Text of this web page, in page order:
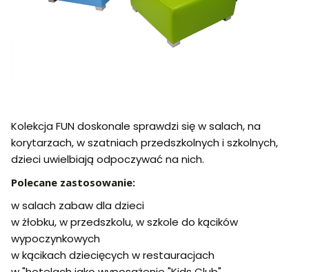
Kolekcja FUN doskonale sprawdzi się w salach, na
korytarzach, w szatniach przedszkolnych i szkolnych,
dzieci uwielbiają odpoczywać na nich.
Polecane zastosowanie:
w salach zabaw dla dzieci
w żłobku, w przedszkolu, w szkole do kącików
wypoczynkowych
w kącikach dziecięcych w restauracjach